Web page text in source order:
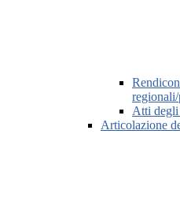
Atti
Articolazione